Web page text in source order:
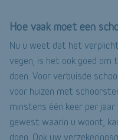
Hoe vaak moet een
Nu u weet dat het
vegen, is het ook goed
doen. Voor verbuisde
voor huizen met
minstens één keer per
gewest waarin u woont,
doen. Ook uw